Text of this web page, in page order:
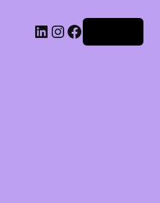
LinkedIn Instagram Facebook